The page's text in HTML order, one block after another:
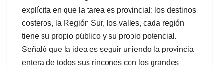
explícita en que la tarea es provincial: los destinos
costeros, la Región Sur, los valles, cada región
tiene su propio público y su propio potencial.
Señaló que la idea es seguir uniendo la provincia
entera de todos sus rincones con los grandes